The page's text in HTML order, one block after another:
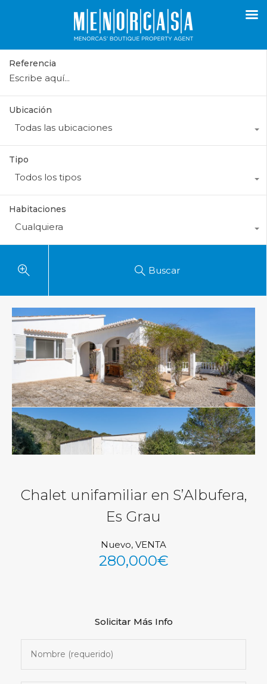
Referencia
Ubicación
Todas las ubicaciones
Tipo
Todos los tipos
Habitaciones
Cualquiera
Buscar
See All Photos (37)
Chalet unifamiliar en S’Albufera,
Es Grau
Nuevo, VENTA
280,000€
Solicitar Más Info